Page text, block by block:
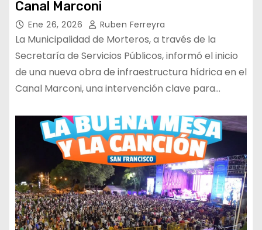
Canal Marconi
Ene 26, 2026 Ruben Ferreyra
La Municipalidad de Morteros, a través de la
Secretaría de Servicios Públicos, informó el inicio
de una nueva obra de infraestructura hídrica en el
Canal Marconi, una intervención clave para…